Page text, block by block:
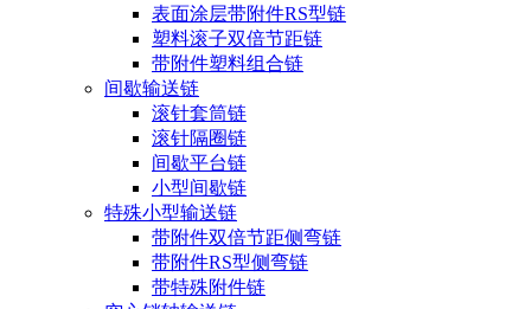
表面涂层带附件RS型链
塑料滚子双倍节距链
带附件塑料组合链
间歇输送链
滚针套筒链
滚针隔圈链
间歇平台链
小型间歇链
特殊小型输送链
带附件双倍节距侧弯链
带附件RS型侧弯链
带特殊附件链